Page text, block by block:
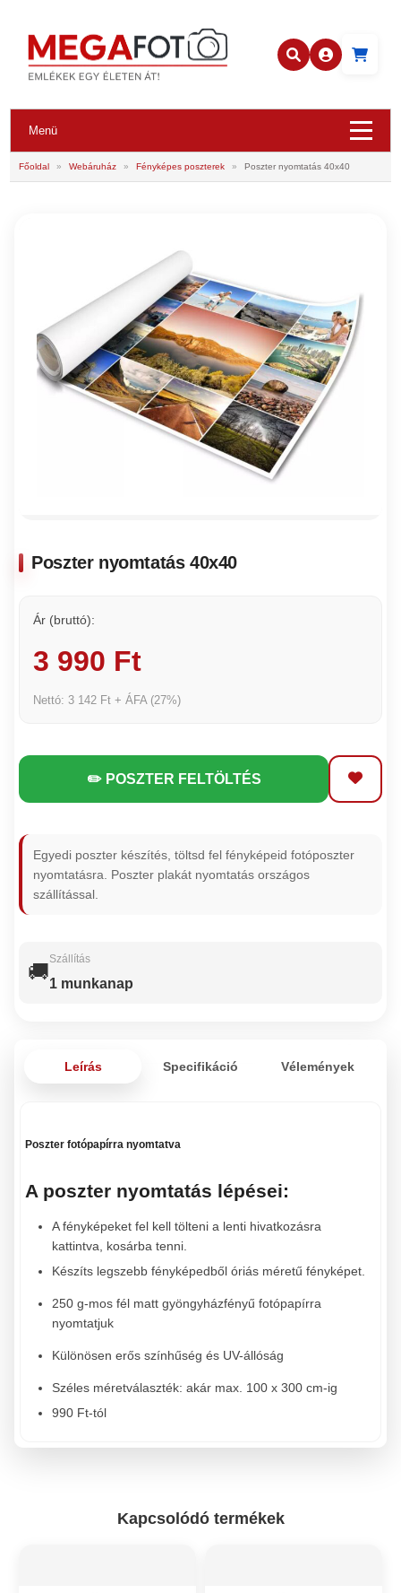
Menü
Főoldal » Webáruház » Fényképes poszterek » Poszter nyomtatás 40x40
Poszter nyomtatás 40x40
Ár (bruttó):
3 990 Ft
Nettó: 3 142 Ft + ÁFA (27%)
✏️ POSZTER FELTÖLTÉS
Egyedi poszter készítés, töltsd fel fényképeid fotóposzter
nyomtatásra. Poszter plakát nyomtatás országos
szállítással.
🚚
Szállítás
1 munkanap
Leírás Specifikáció Vélemények
Poszter fotópapírra nyomtatva
A poszter nyomtatás lépései:
A fényképeket fel kell tölteni a lenti hivatkozásra
kattintva, kosárba tenni.
Készíts legszebb fényképedből óriás méretű fényképet.
250 g-mos fél matt gyöngyházfényű fotópapírra
nyomtatjuk
Különösen erős színhűség és UV-állóság
Széles méretválaszték: akár max. 100 x 300 cm-ig
990 Ft-tól
Kapcsolódó termékek